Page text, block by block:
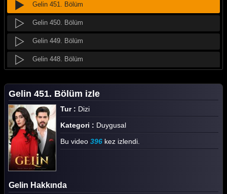
Gelin 451. Bölüm
Gelin 450. Bölüm
Gelin 449. Bölüm
Gelin 448. Bölüm
Gelin 446. Bölüm
Gelin 445. Bölüm
Gelin 444. Bölüm
Gelin 443. Bölüm
Gelin 442. Bölüm
Gelin 441. Bölüm
Gelin 451. Bölüm izle
Tur : Dizi
Kategori : Duygusal
Bu video 396 kez izlendi.
Gelin Hakkında